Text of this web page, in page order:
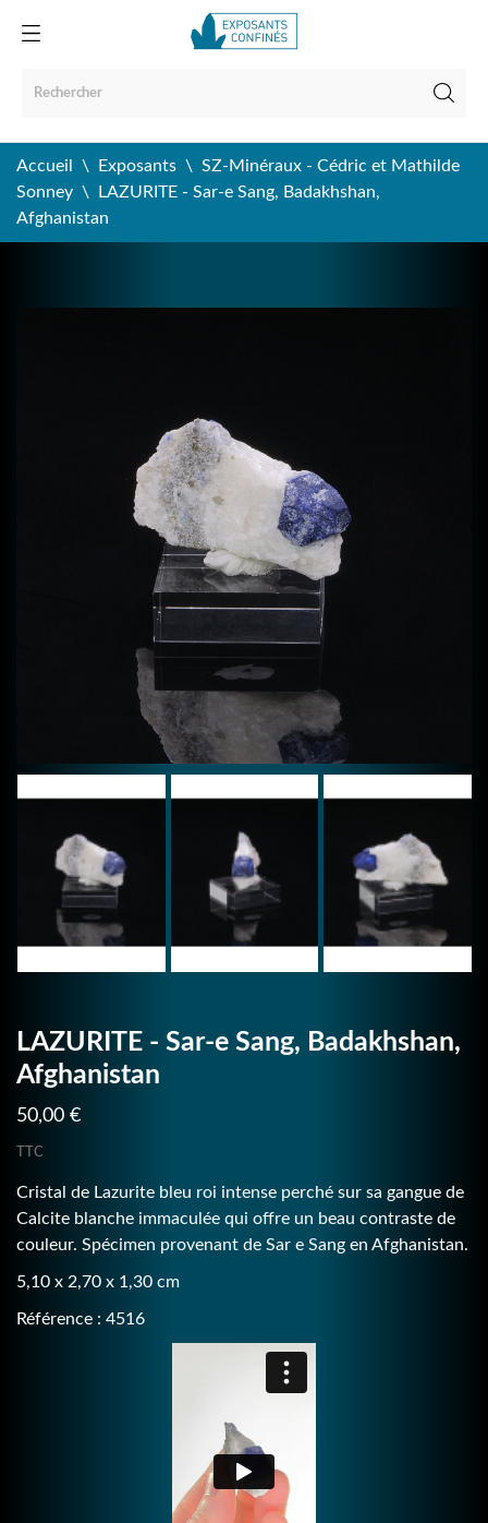
Accueil Exposants
SZ-Minéraux - Cédric et Mathilde
Sonney
LAZURITE - Sar-e Sang, Badakhshan,
Afghanistan
LAZURITE - Sar-e Sang, Badakhshan,
Afghanistan
50,00 €
TTC
Cristal de Lazurite bleu roi intense perché sur sa gangue de
Calcite blanche immaculée qui offre un beau contraste de
couleur. Spécimen provenant de Sar e Sang en Afghanistan.
5,10 x 2,70 x 1,30 cm
Référence : 4516